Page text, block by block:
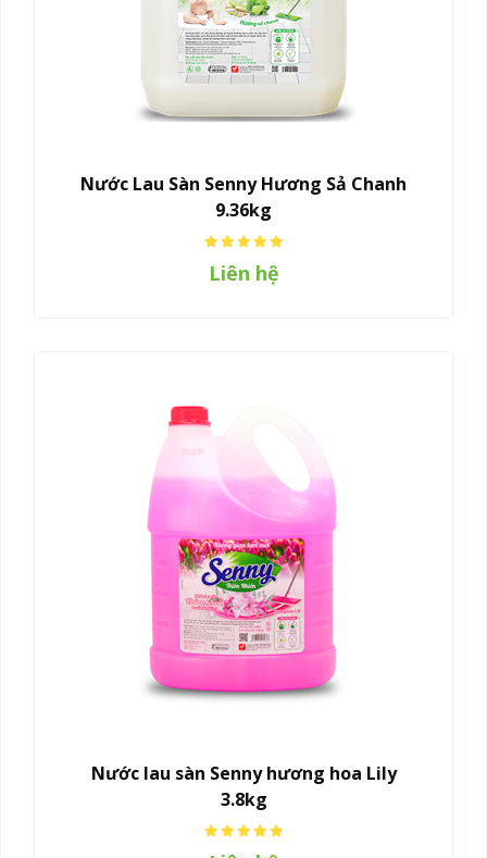
Nước Lau Sàn Senny Hương Sả Chanh
9.36kg
Liên hệ
Nước lau sàn Senny hương hoa Lily
3.8kg